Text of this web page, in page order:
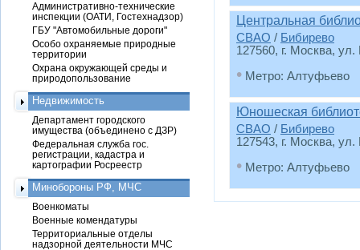
Центральная
СВАО / Бибирево
127560, г. Москва,
• Метро: Алтуфьево
Юношеская
СВАО / Бибирево
127543, г. Москва,
• Метро: Алтуфьево
Административно-технические
инспекции (ОАТИ, Гостехнадзор)
ГБУ "Автомобильные дороги"
Особо охраняемые природные
территории
Охрана окружающей среды и
природопользование
Недвижимость
Департамент городского
имущества (объединено с ДЗР)
Федеральная служба гос.
регистрации, кадастра и
картографии Росреестр
Минобороны РФ, МЧС
Военкоматы
Военные комендатуры
Территориальные отделы
надзорной деятельности МЧС